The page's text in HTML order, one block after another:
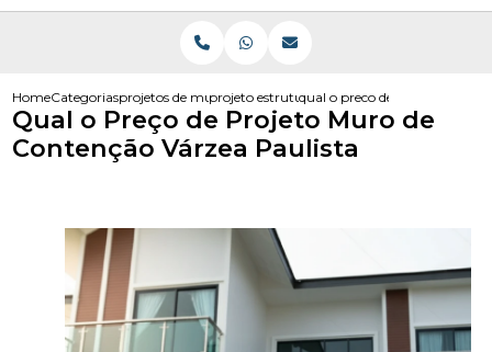
HomeCategoriasprojetos de muroprojeto estrutural muro de divisa
qual o preco de projeto muro
Qual o Preço de Projeto Muro de
Contenção Várzea Paulista